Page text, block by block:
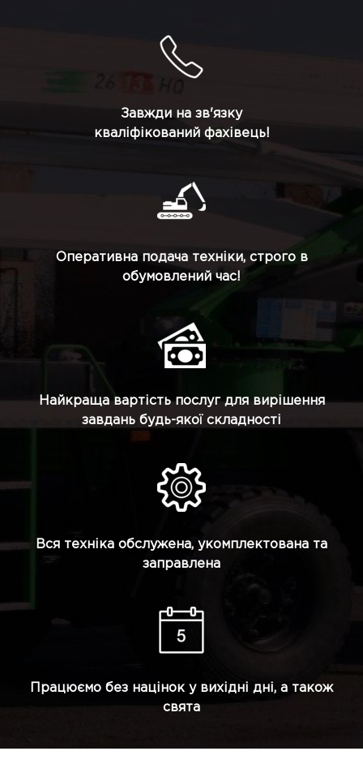
Завжди на зв'язку
кваліфікований фахівець!
Оперативна подача техніки, строго в
обумовлений час!
Найкраща вартість послуг для вирішення
завдань будь-якої складності
Вся техніка обслужена, укомплектована та
заправлена
Працюємо без націнок у вихідні дні, а також
свята